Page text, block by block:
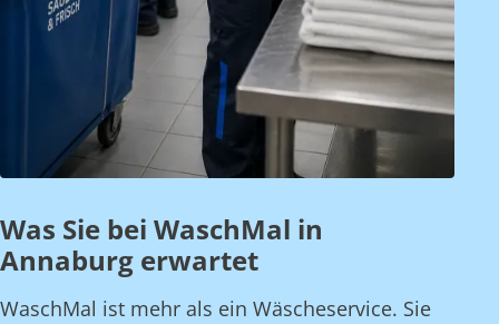
Was Sie bei WaschMal in
Annaburg erwartet
WaschMal ist mehr als ein Wäscheservice. Sie